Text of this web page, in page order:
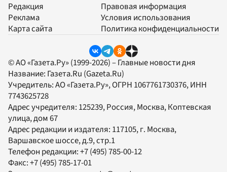
Редакция
Реклама
Карта сайта
Правовая информация
Условия использования
Политика конфиденциальности
© АО «Газета.Ру» (1999-2026) – Главные новости дня
Название: Газета.Ru (Gazeta.Ru)
Учредитель:АО «Газета.Ру», ОГРН 1067761730376, ИНН
7743625728
Адрес учредителя: 125239, Россия, Москва, Коптевская
улица, дом 67
Адрес редакции и издателя: 117105, г. Москва,
Варшавское шоссе, д.9, стр.1
Телефон редакции:+7 (495) 785-00-12
Факс:+7 (495) 785-17-01